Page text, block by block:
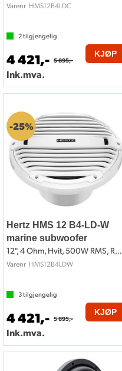
Varenr HMS12B4LDC
2tilgjengelig
4 421,- 5 895,-
Ink.mva.
KJØP
25%
Hertz HMS 12 B4-LD-W
marine subwoofer
12", 4 Ohm, Hvit, 500W RMS, RGB LED
Varenr HMS12B4LDW
3tilgjengelig
4 421,- 5 895,-
Ink.mva.
KJØP